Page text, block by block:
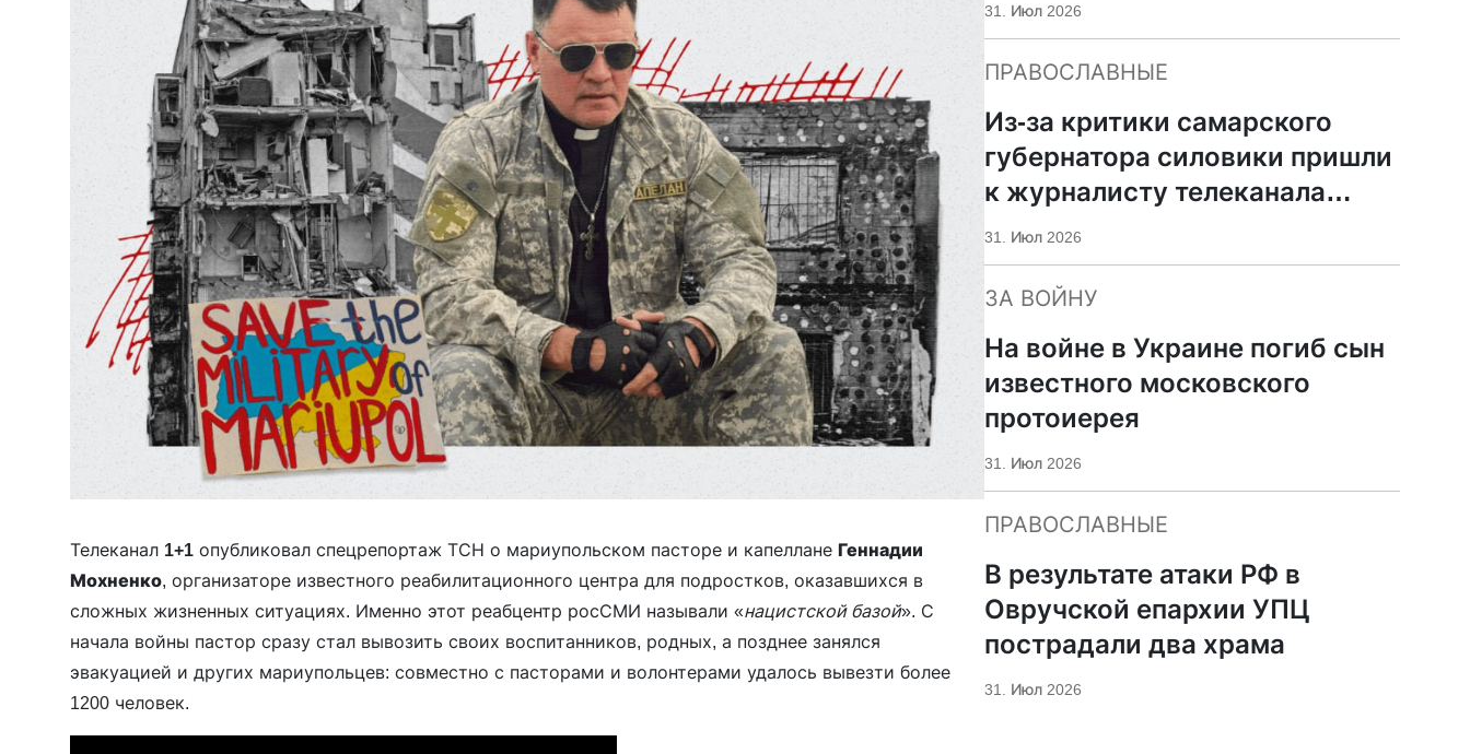
Телеканал 1+1 опубликовал спецрепортаж ТСН о мариупольском пасторе и капеллане Геннадии
Мохненко, организаторе известного реабилитационного центра для подростков, оказавшихся в
сложных жизненных ситуациях. Именно этот реабцентр росСМИ называли «нацистской базой». С
начала войны пастор сразу стал вывозить своих воспитанников, родных, а позднее занялся
эвакуацией и других мариупольцев: совместно с пасторами и волонтерами удалось вывезти более
1200 человек.
31. Июл 2026
ПРАВОСЛАВНЫЕ
Из-за критики самарского
губернатора силовики пришли
к журналисту телеканала
«Царьград»
31. Июл 2026
ЗА ВОЙНУ
На войне в Украине погиб сын
известного московского
протоиерея
31. Июл 2026
ПРАВОСЛАВНЫЕ
В результате атаки РФ в
Овручской епархии УПЦ
пострадали два храма
31. Июл 2026